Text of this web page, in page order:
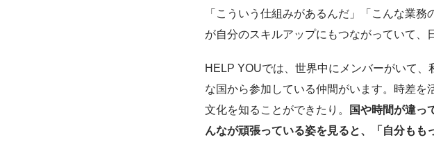
「こういう仕組みがあるんだ」「こんな業
が自分のスキルアップにもつながっていて、
HELP YOUでは、世界中にメンバーがいて
な国から参加している仲間がいます。時差
文化を知ることができたり。
国や時間が違っ
んなが頑張っている姿を見ると、「自分もも